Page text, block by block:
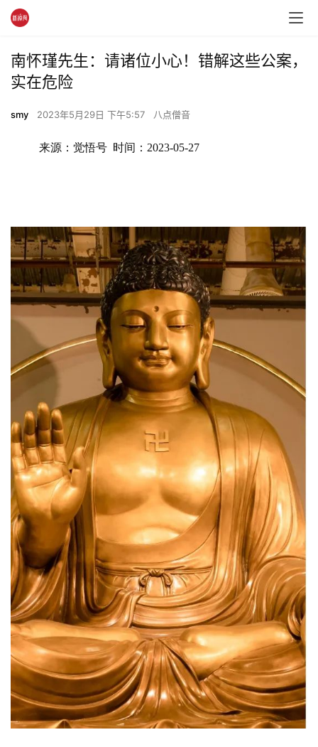
南怀瑾先生：请诸位小心！错解这些公案，
实在危险
smy 2023年5月29日 下午5:57 八点僧音
来源：觉悟号  时间：2023-05-27